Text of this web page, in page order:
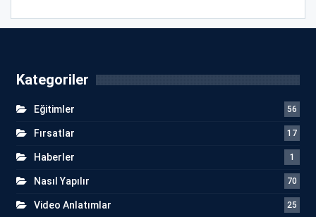
Kategoriler
Eğitimler 56
Fırsatlar 17
Haberler 1
Nasıl Yapılır 70
Video Anlatımlar 25